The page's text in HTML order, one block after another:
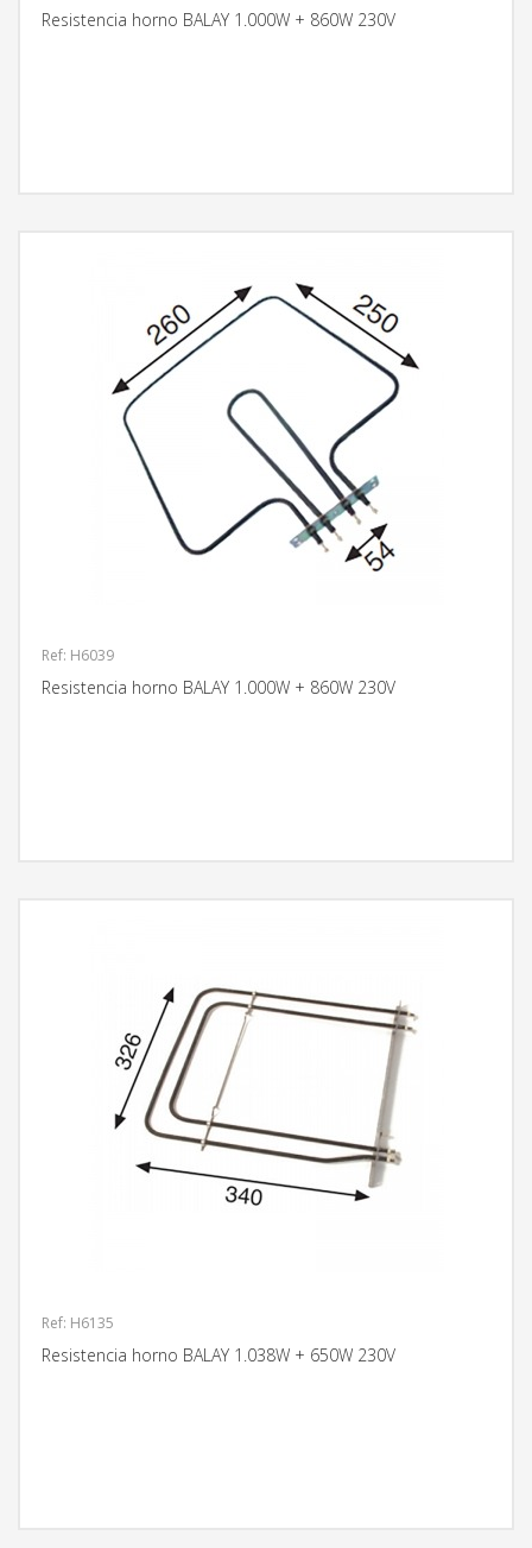
Resistencia horno BALAY 1.000W + 860W 230V
Ref: H6039
Resistencia horno BALAY 1.000W + 860W 230V
Ref: H6135
Resistencia horno BALAY 1.038W + 650W 230V